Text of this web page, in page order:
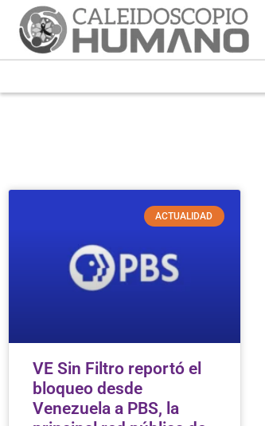
ACTUALIDAD
VE Sin Filtro reportó el
bloqueo desde
Venezuela a PBS, la